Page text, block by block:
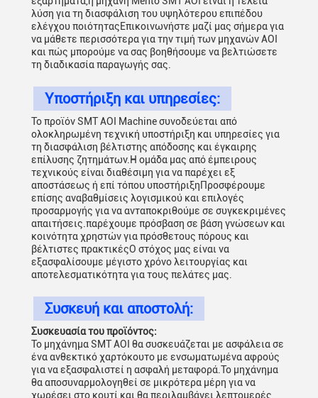
λύση για τη διασφάλιση του υψηλότερου επιπέδου
ελέγχου ποιότηταςΕπικοινωνήστε μαζί μας σήμερα για
να μάθετε περισσότερα για την τιμή των μηχανών AOI
και πώς μπορούμε να σας βοηθήσουμε να βελτιώσετε
τη διαδικασία παραγωγής σας.
Υποστήριξη και υπηρεσίες:
Το προϊόν SMT AOI Machine συνοδεύεται από
ολοκληρωμένη τεχνική υποστήριξη και υπηρεσίες για
τη διασφάλιση βέλτιστης απόδοσης και έγκαιρης
επίλυσης ζητημάτων.Η ομάδα μας από έμπειρους
τεχνικούς είναι διαθέσιμη για να παρέχει εξ
αποστάσεως ή επί τόπου υποστήριξηΠροσφέρουμε
επίσης αναβαθμίσεις λογισμικού και επιλογές
προσαρμογής για να ανταποκριθούμε σε συγκεκριμένες
απαιτήσεις.παρέχουμε πρόσβαση σε βάση γνώσεων και
κοινότητα χρηστών για πρόσθετους πόρους και
βέλτιστες πρακτικέςΟ στόχος μας είναι να
εξασφαλίσουμε μέγιστο χρόνο λειτουργίας και
αποτελεσματικότητα για τους πελάτες μας.
Συσκευή και αποστολή:
Συσκευασία του προϊόντος:
Το μηχάνημα SMT AOI θα συσκευάζεται με ασφάλεια σε
ένα ανθεκτικό χαρτόκουτο με ενσωματωμένα αφρούς
για να εξασφαλιστεί η ασφαλή μεταφορά.Το μηχάνημα
θα αποσυναρμολογηθεί σε μικρότερα μέρη για να
χωρέσει στο κουτί και θα περιλαμβάνει λεπτομερές